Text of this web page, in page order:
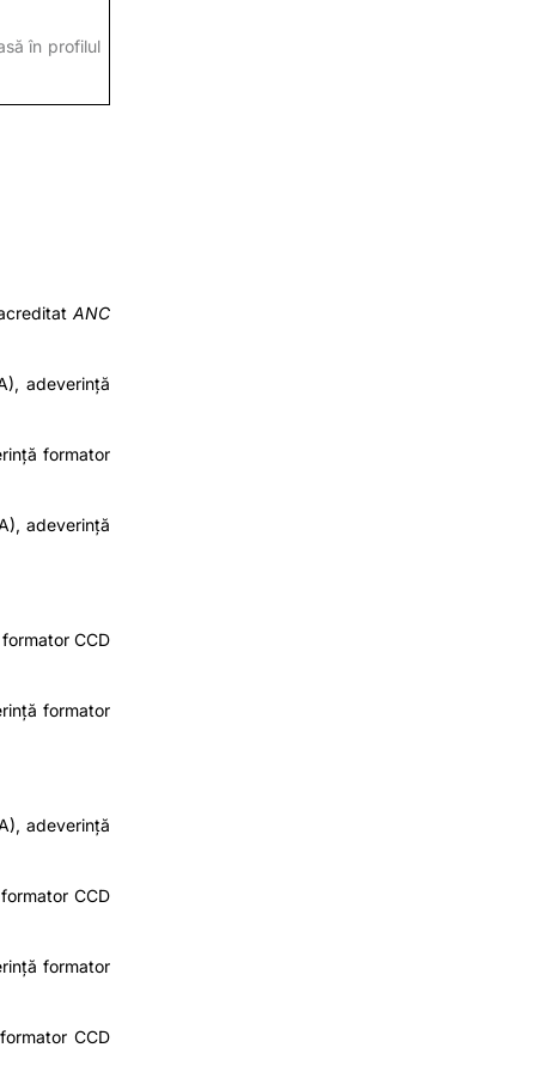
în profilul
ANC
, adeverință
formator
, adeverință
CCD
formator
, adeverință
CCD
formator
CCD